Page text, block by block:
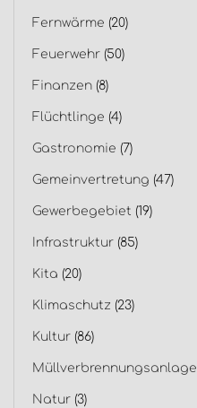
Fernwärme (20)
Feuerwehr (50)
Finanzen (8)
Flüchtlinge (4)
Gastronomie (7)
Gemeinvertretung (47)
Gewerbegebiet (19)
Infrastruktur (85)
Kita (20)
Klimaschutz (23)
Kultur (86)
Müllverbrennungsanlage
Natur (3)